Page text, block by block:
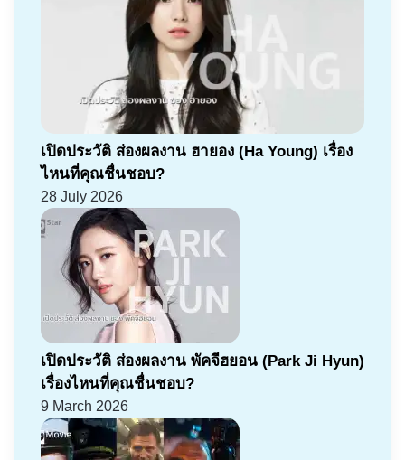
เปิดประวัติ ส่องผลงาน ฮายอง (Ha Young) เรื่อง
ไหนที่คุณชื่นชอบ?
28 July 2026
เปิดประวัติ ส่องผลงาน พัคจีฮยอน (Park Ji Hyun)
เรื่องไหนที่คุณชื่นชอบ?
9 March 2026